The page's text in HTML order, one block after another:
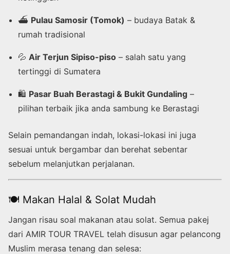
⛴️ Pulau Samosir (Tomok) – budaya Batak &
rumah tradisional
💦 Air Terjun Sipiso-piso – salah satu yang
tertinggi di Sumatera
🛍️ Pasar Buah Berastagi & Bukit Gundaling –
pilihan terbaik jika anda sambung ke Berastagi
Selain pemandangan indah, lokasi-lokasi ini juga
sesuai untuk bergambar dan berehat sebentar
sebelum melanjutkan perjalanan.
🍽️ Makan Halal & Solat Mudah
Jangan risau soal makanan atau solat. Semua pakej
dari AMIR TOUR TRAVEL telah disusun agar pelancong
Muslim merasa tenang dan selesa: